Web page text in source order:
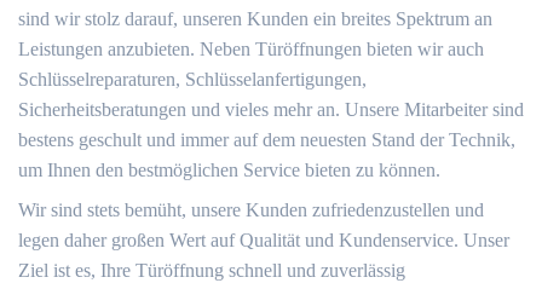
sind wir stolz darauf, unseren Kunden ein breites Spektrum an
Leistungen anzubieten. Neben Türöffnungen bieten wir auch
Schlüsselreparaturen, Schlüsselanfertigungen,
Sicherheitsberatungen und vieles mehr an. Unsere Mitarbeiter sind
bestens geschult und immer auf dem neuesten Stand der Technik,
um Ihnen den bestmöglichen Service bieten zu können.
Wir sind stets bemüht, unsere Kunden zufriedenzustellen und
legen daher großen Wert auf Qualität und Kundenservice. Unser
Ziel ist es, Ihre Türöffnung schnell und zuverlässig